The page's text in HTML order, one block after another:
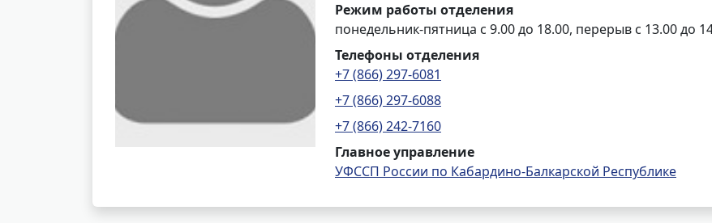
Режим работы отделения
понедельник-пятница с 9.00 до 18.00, перерыв с 13.00 до
Телефоны отделения
+7 (866) 297-6081
+7 (866) 297-6088
+7 (866) 242-7160
Главное управление
УФССП России по Кабардино-Балкарской Республике